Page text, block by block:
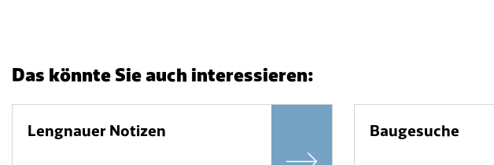
Das könnte Sie auch interessieren:
Lengnauer Notizen Baugesuche